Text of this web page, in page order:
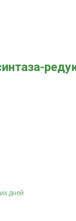
дней